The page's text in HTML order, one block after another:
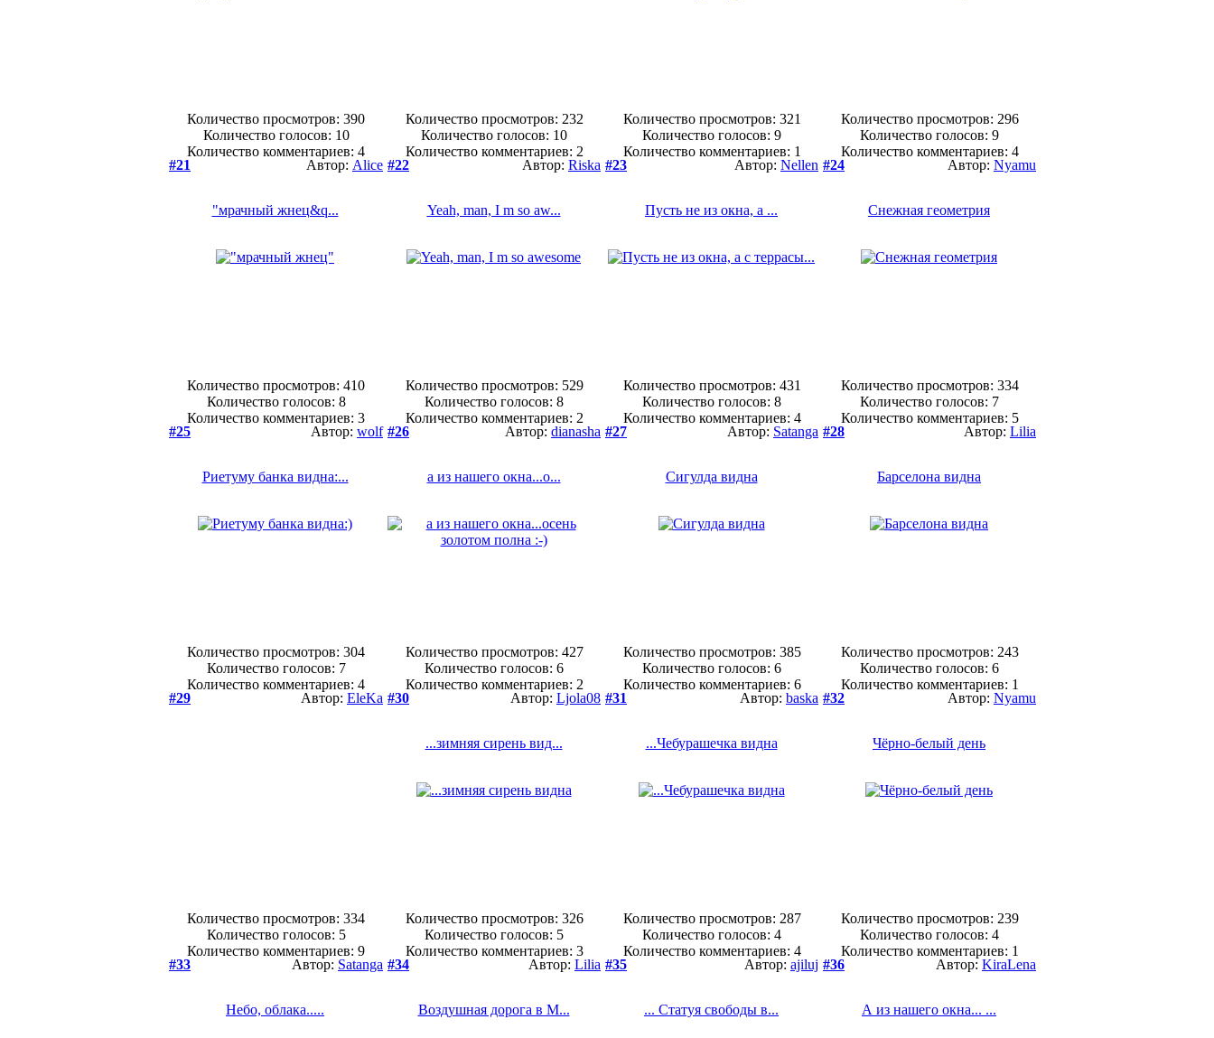
Количество просмотров: 390
Количество голосов: 10
Количество комментариев: 4
Количество просмотров: 232
Количество голосов: 10
Количество комментариев: 2
Количество просмотров: 321
Количество голосов: 9
Количество комментариев: 1
Количество просмотров: 296
Количество голосов: 9
Количество комментариев: 4
#21
Автор: Alice
"мрачный жнец&q...
Количество просмотров: 410
Количество голосов: 8
Количество комментариев: 3
#22 Автор: Riska
Yeah, man, I m so aw...
Количество просмотров: 529
Количество голосов: 8
Количество комментариев: 2
#23 Автор: Nellen
Пусть не из окна, а ...
Количество просмотров: 431
Количество голосов: 8
Количество комментариев: 4
#24 Автор: Nyamu
Снежная геометрия
Количество просмотров: 334
Количество голосов: 7
Количество комментариев: 5
#25
Автор: wolf
Риетуму банка видна:...
Количество просмотров: 304
Количество голосов: 7
Количество комментариев: 4
#26 Автор: dianasha
а из нашего окна...о...
Количество просмотров: 427
Количество голосов: 6
Количество комментариев: 2
#27 Автор: Satanga
Сигулда видна
Количество просмотров: 385
Количество голосов: 6
Количество комментариев: 6
#28 Автор: Lilia
Барселона видна
Количество просмотров: 243
Количество голосов: 6
Количество комментариев: 1
#29
Автор: EleKa
Количество просмотров: 334
Количество голосов: 5
Количество комментариев: 9
#30 Автор: Ljola08
...зимняя сирень вид...
Количество просмотров: 326
Количество голосов: 5
Количество комментариев: 3
#31 Автор: baska
...Чебурашечка видна
Количество просмотров: 287
Количество голосов: 4
Количество комментариев: 4
#32 Автор: Nyamu
Чёрно-белый день
Количество просмотров: 239
Количество голосов: 4
Количество комментариев: 1
#33
Автор: Satanga
Небо, облака.....
#34 Автор: Lilia
Воздушная дорога в М...
#35 Автор: ajiluj
... Статуя свободы в...
#36 Автор: KiraLena
А из нашего окна... ...